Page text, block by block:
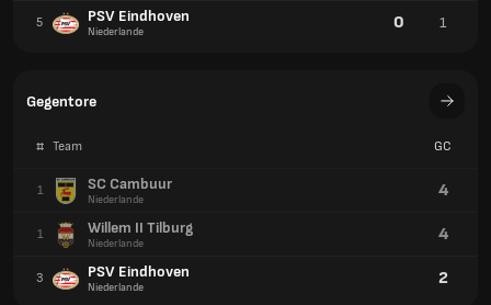
5 PSV Eindhoven
Niederlande 0 1
Gegentore
# Team GC
1 SC Cambuur
Niederlande 4
1 Willem II Tilburg
Niederlande 4
3 PSV Eindhoven
Niederlande 2